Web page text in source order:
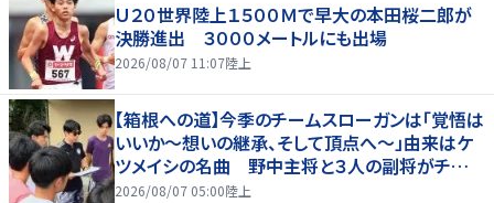
Ｕ２０世界陸上１５００Ｍで早大の本田桜二郎が
決勝進出 ３０００メートルにも出場
2026/08/07 11:07陸上
【箱根への道】今季のチームスローガンは「覚悟は
いいか～想いの継承、そして頂点へ～」由来はケ
ツメイシの名曲 野中主将と３人の副将がチーム
を引っ張る…夏合宿特集第１弾、国学院大
2026/08/07 05:00陸上